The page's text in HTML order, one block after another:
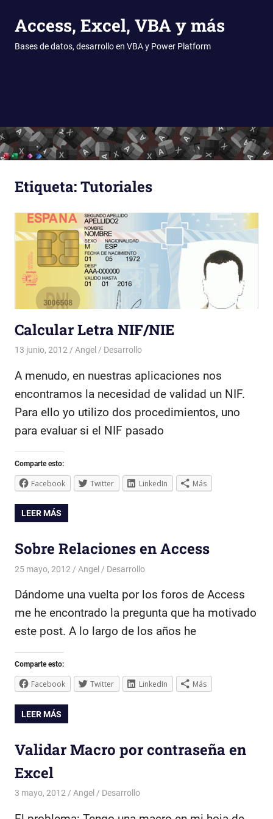
Saltar
al
contenido
Access, Excel, VBA y más
Bases de datos, desarrollo en VBA y Power Platform
Etiqueta:Tutoriales
Calcular Letra NIF/NIE
13 junio, 2012 Angel Desarrollo
A menudo, en nuestras aplicaciones nos
encontramos la necesidad de validad un NIF.
Para ello yo utilizo dos procedimientos, uno
para evaluar si el NIF pasado
Comparte esto:
Facebook Twitter LinkedIn Más
LEER MÁS
Sobre Relaciones en Access
25 mayo, 2012 Angel Desarrollo
Dándome una vuelta por los foros de Access
me he encontrado la pregunta que ha motivado
este post. A lo largo de los años he
Comparte esto:
Facebook Twitter LinkedIn Más
LEER MÁS
Validar Macro por contraseña en
Excel
3 mayo, 2012 Angel Desarrollo